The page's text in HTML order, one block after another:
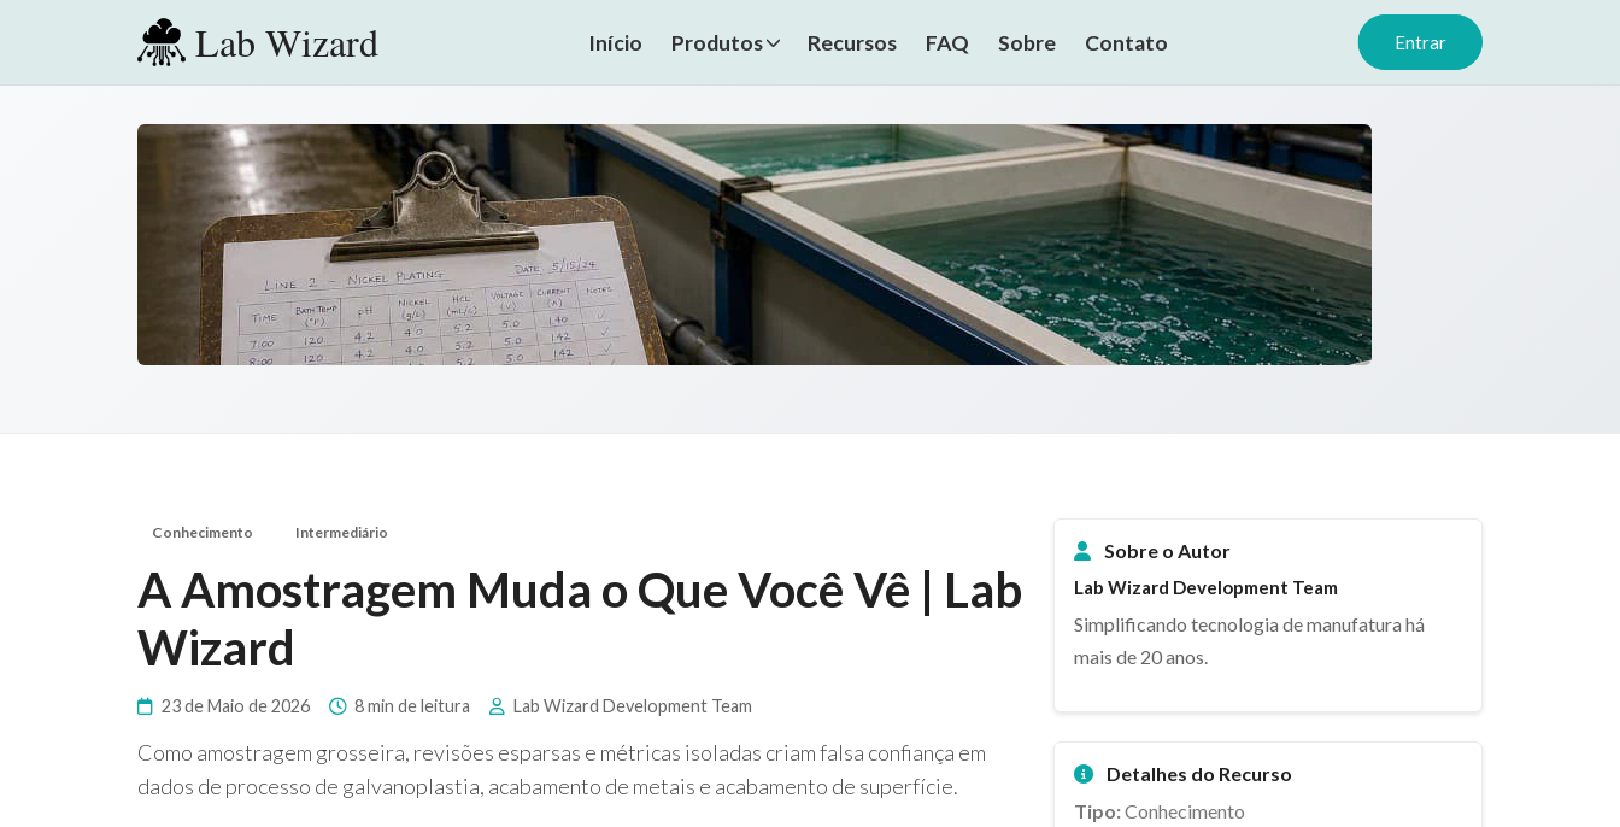
Lab Wizard Início Produtos Recursos FAQ Sobre Contato Entrar
Conhecimento Intermediário
A Amostragem Muda o Que Você Vê | Lab
Wizard
23 de Maio de 2026 8 min de leitura Lab Wizard Development Team
Como amostragem grosseira, revisões esparsas e métricas isoladas criam falsa confiança em
dados de processo de galvanoplastia, acabamento de metais e acabamento de superfície.
Sobre o Autor
Lab Wizard Development Team
Simplificando tecnologia de manufatura há
mais de 20 anos.
Detalhes do Recurso
Tipo:Conhecimento